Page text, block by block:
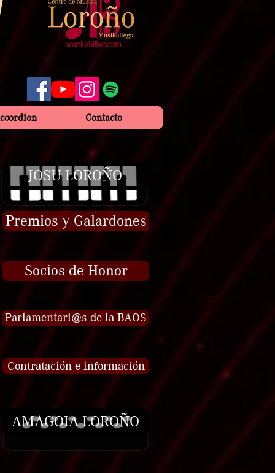
Contacto
Premios y Galardones
JOSU LOROÑO
Socios de Honor
Parlamentari@s de la BAOS
Contratación e información
AMAGOIA LOROÑO